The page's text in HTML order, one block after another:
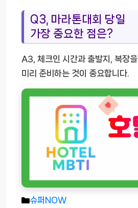
Q3, 마라톤대회 당일
가장 중요한 점은?
A3, 체크인 시간과 출발지, 복장을
미리 준비하는 것이 중요합니다.
카
슈퍼NOW